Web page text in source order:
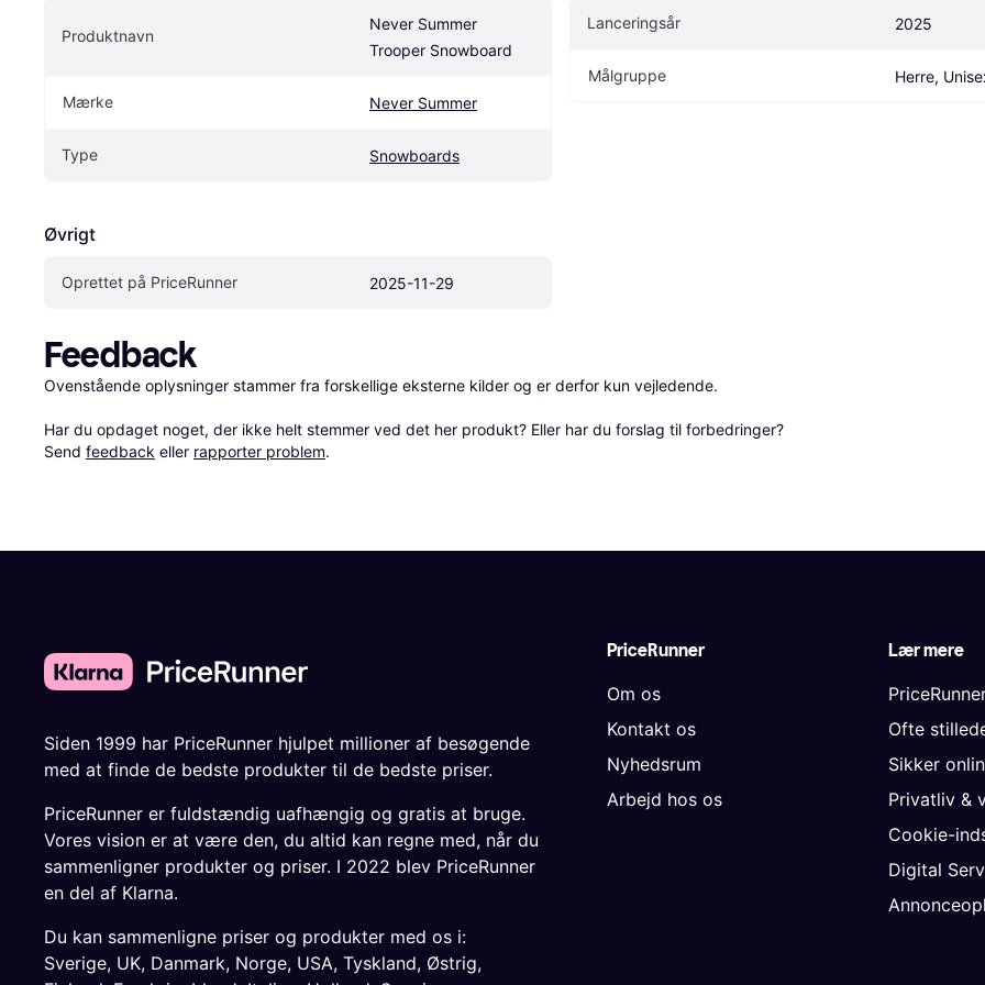
Produktnavn
Never Summer
Trooper Snowboard
Mærke Never Summer
Type Snowboards
Øvrigt
Oprettet på PriceRunner 2025-11-29
Lanceringsår 2025
Målgruppe Herre,
Feedback
Ovenstående oplysninger stammer fra forskellige eksterne kilder og er derfor kun vejledende.
Har du opdaget noget, der ikke helt stemmer ved det her produkt? Eller har du forslag til forbedringer?
Send feedback eller rapporter problem.
PriceRunner
Om os
Kontakt os
Nyhedsrum
Arbejd hos os
Lær mere
Ofte
Sikker
Privatliv &
Cookie-
Digital
Siden 1999 har PriceRunner hjulpet millioner af besøgende
med at finde de bedste produkter til de bedste priser.
PriceRunner er fuldstændig uafhængig og gratis at bruge.
Vores vision er at være den, du altid kan regne med, når du
sammenligner produkter og priser. I 2022 blev PriceRunner
en del af Klarna.
Du kan sammenligne priser og produkter med os i:
Sverige, UK, Danmark, Norge, USA, Tyskland, Østrig,